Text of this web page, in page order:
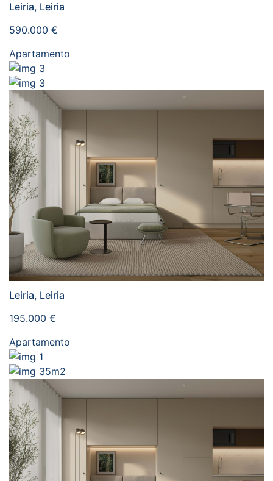
Leiria, Leiria
590.000 €
Apartamento
3
3
Leiria, Leiria
195.000 €
Apartamento
1
35m2